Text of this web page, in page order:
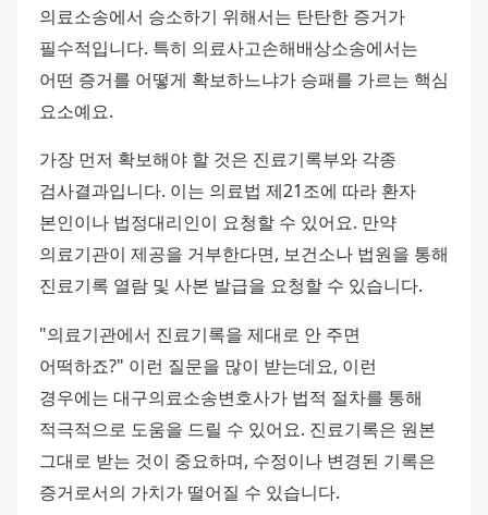
의료소송에서 승소하기 위해서는 탄탄한 증거가
필수적입니다. 특히 의료사고손해배상소송에서는
어떤 증거를 어떻게 확보하느냐가 승패를 가르는 핵심
요소예요.
가장 먼저 확보해야 할 것은 진료기록부와 각종
검사결과입니다. 이는 의료법 제21조에 따라 환자
본인이나 법정대리인이 요청할 수 있어요. 만약
의료기관이 제공을 거부한다면, 보건소나 법원을 통해
진료기록 열람 및 사본 발급을 요청할 수 있습니다.
"의료기관에서 진료기록을 제대로 안 주면
어떡하죠?" 이런 질문을 많이 받는데요, 이런
경우에는 대구의료소송변호사가 법적 절차를 통해
적극적으로 도움을 드릴 수 있어요. 진료기록은 원본
그대로 받는 것이 중요하며, 수정이나 변경된 기록은
증거로서의 가치가 떨어질 수 있습니다.